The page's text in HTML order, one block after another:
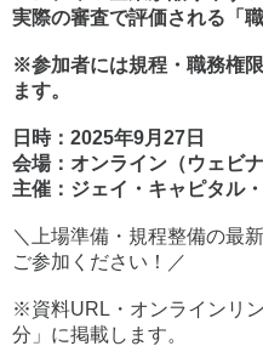
実際の審査で評価される「
※参加者には規程・職務権
ます。
日時：2025年9月27日
会場：オンライン（ウェビ
主催：ジェイ・キャピタル
＼上場準備・規程整備の最
ご参加ください！／
※資料URL・オンラインリ
分」に掲載します。